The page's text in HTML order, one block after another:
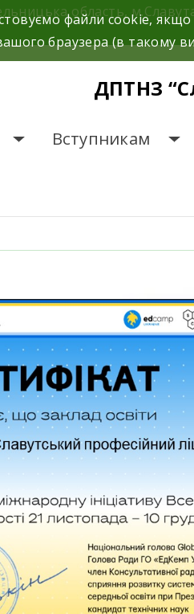
область,
ДПТНЗ
Вступникам
файли cookie,
браузера (в такому